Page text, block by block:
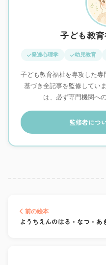
子ども教
発達心理学 幼児教育
子ども教育福祉を専攻した
基づき全記事を監修してい
は、必ず専門機関へ
監修者につ
前の絵本
ようちえんのはる・なつ・あ